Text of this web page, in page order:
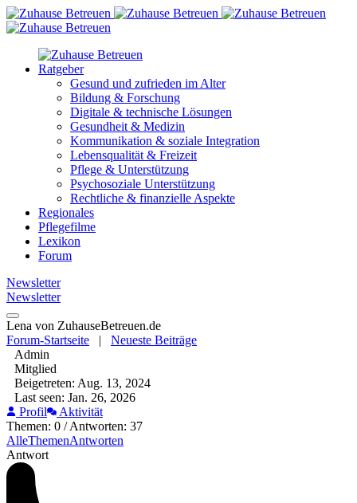
Ratgeber
Gesund und zufrieden im Alter
Bildung & Forschung
Digitale & technische Lösungen
Gesundheit & Medizin
Kommunikation & soziale Integration
Lebensqualität & Freizeit
Pflege & Unterstützung
Psychosoziale Unterstützung
Rechtliche & finanzielle Aspekte
Regionales
Pflegefilme
Lexikon
Forum
Newsletter
Newsletter
Lena von ZuhauseBetreuen.de
Forum-Startseite | Neueste Beiträge
Admin
Mitglied
Beigetreten: Aug. 13, 2024
Last seen: Jan. 26, 2026
Profil
Aktivität
Themen: 0 / Antworten: 37
AlleThemenAntworten
Antwort